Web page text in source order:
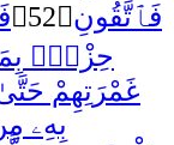
فَٱتَّقُونِ﴿52﴾
حِزْبٍۭ
غَمْرَتِهِمْ
بِهِۦ